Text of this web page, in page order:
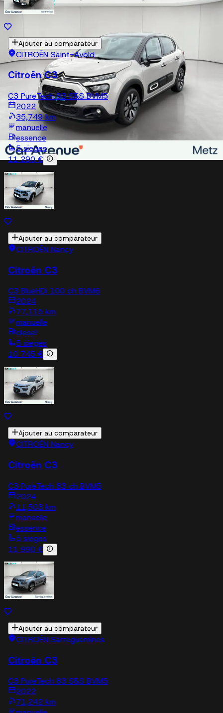
Ajouter au comparateur
CITROËN Saint-Avold
Citroën C3
C3 PureTech 83 S&S BVM5
2022
35,749 km
manuelle
essence
5 sieges
11 290 €
Ajouter au comparateur
CITROËN Nancy
Citroën C3
C3 BlueHDi 100 ch BVM6
2024
77,115 km
manuelle
diesel
5 sieges
10 745 €
Ajouter au comparateur
CITROËN Nancy
Citroën C3
C3 PureTech 83 ch BVM5
2024
11,503 km
manuelle
essence
5 sieges
11 990 €
Ajouter au comparateur
CITROËN Sarreguemines
Citroën C3
C3 PureTech 83 S&S BVM5
2022
71,242 km